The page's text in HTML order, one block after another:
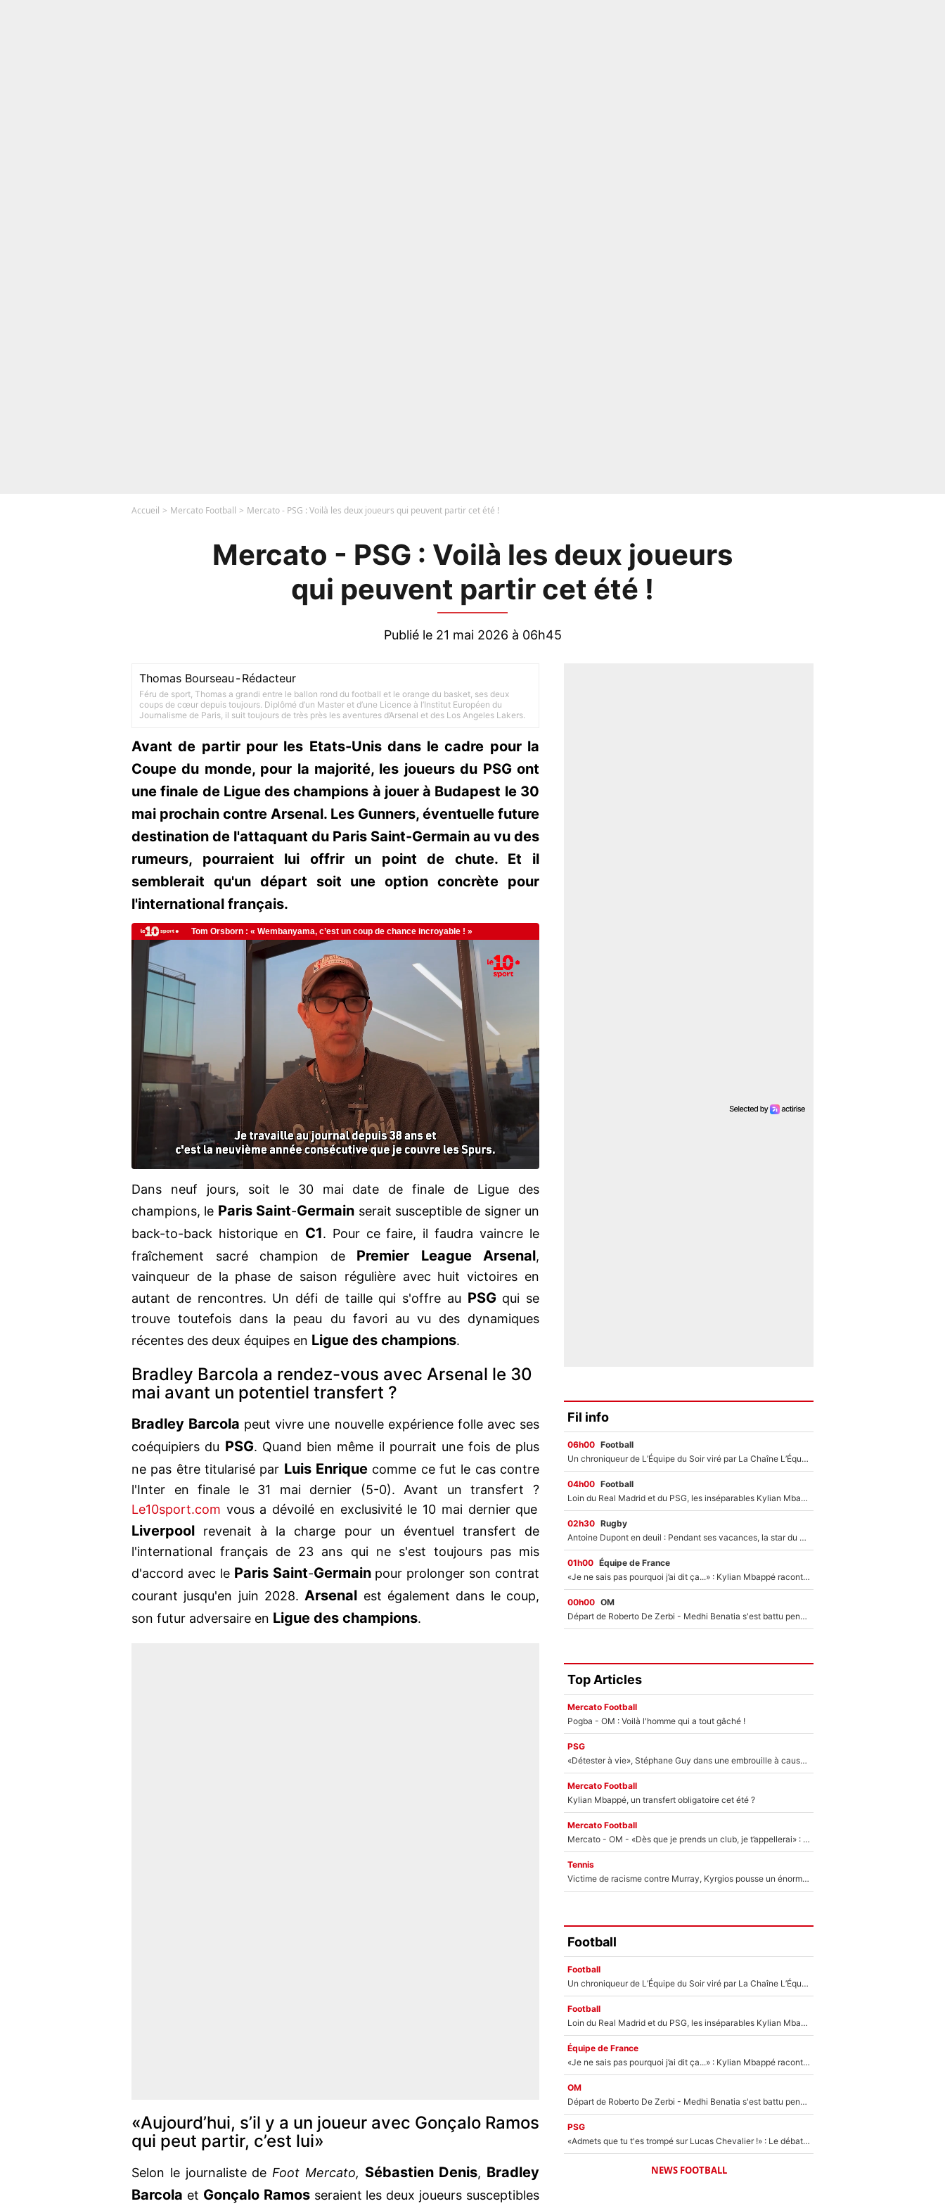
Accueil Mercato Football Mercato - PSG : Voilà les deux joueurs qui peuvent partir cet été !
Mercato - PSG : Voilà les deux joueurs
qui peuvent partir cet été !
Publié le 21 mai 2026 à 06h45
Thomas Bourseau -Rédacteur
Féru de sport, Thomas a grandi entre le ballon rond du football et le orange du basket, ses deux
coups de cœur depuis toujours. Diplômé d’un Master et d’une Licence à l’Institut Européen du
Journalisme de Paris, il suit toujours de très près les aventures d’Arsenal et des Los Angeles Lakers.
Avant de partir pour les Etats-Unis dans le cadre pour la
Coupe du monde, pour la majorité, les joueurs du PSG ont
une finale de Ligue des champions à jouer à Budapest le 30
mai prochain contre Arsenal. Les Gunners, éventuelle future
destination de l'attaquant du Paris Saint-Germain au vu des
rumeurs, pourraient lui offrir un point de chute. Et il
semblerait qu'un départ soit une option concrète pour
l'international français.
Dans neuf jours, soit le 30 mai date de finale de Ligue des
champions, le Paris Saint-Germain serait susceptible de signer un
back-to-back historique en C1. Pour ce faire, il faudra vaincre le
fraîchement sacré champion de Premier League Arsenal,
vainqueur de la phase de saison régulière avec huit victoires en
autant de rencontres. Un défi de taille qui s'offre au PSG qui se
trouve toutefois dans la peau du favori au vu des dynamiques
récentes des deux équipes en Ligue des champions.
Bradley Barcola a rendez-vous avec Arsenal le 30
mai avant un potentiel transfert ?
Bradley Barcola peut vivre une nouvelle expérience folle avec ses
coéquipiers du PSG. Quand bien même il pourrait une fois de plus
ne pas être titularisé par Luis Enrique comme ce fut le cas contre
l'Inter en finale le 31 mai dernier (5-0). Avant un transfert ?
Le10sport.com vous a dévoilé en exclusivité le 10 mai dernier que
Liverpool revenait à la charge pour un éventuel transfert de
l'international français de 23 ans qui ne s'est toujours pas mis
d'accord avec le Paris Saint-Germain pour prolonger son contrat
courant jusqu'en juin 2028.Arsenal est également dans le coup,
son futur adversaire en Ligue des champions.
«Aujourd’hui, s’il y a un joueur avec Gonçalo Ramos
qui peut partir, c’est lui»
Selon le journaliste de Foot Mercato, Sébastien Denis, Bradley
Barcola et Gonçalo Ramos seraient les deux joueurs susceptibles
Fil info
06h00 Football
Un chroniqueur de L’Équipe du Soir viré par La Chaîne L’Équipe : Même Olivier Ménard n’avait pas pu empêcher son départ, «je l’ai appris sur Twitter, je l’ai vécu assez mal»
04h00 Football
Loin du Real Madrid et du PSG, les inséparables Kylian Mbappé et Achraf Hakimi changent d'équipe le temps d'une journée !
02h30 Rugby
Antoine Dupont en deuil : Pendant ses vacances, la star du XV de France a perdu sa grand-mère
01h00 Équipe de France
«Je ne sais pas pourquoi j’ai dit ça...» : Kylian Mbappé raconte sa première rencontre avec Zinédine Zidane (et c’est très drôle)
00h00 OM
Départ de Roberto De Zerbi - Medhi Benatia s'est battu pendant six mois pour le retenir à l'OM, le PSG a été le naufrage de trop : «Je pars avec toi»
Top Articles
Mercato Football
Pogba - OM : Voilà l'homme qui a tout gâché !
PSG
«Détester à vie», Stéphane Guy dans une embrouille à cause du PSG !
Mercato Football
Kylian Mbappé, un transfert obligatoire cet été ?
Mercato Football
Mercato - OM - «Dès que je prends un club, je t’appellerai» : La promesse de Marcelino au moment de claquer la porte
Tennis
Victime de racisme contre Murray, Kyrgios pousse un énorme coup de gueule !
Football
Football
Un chroniqueur de L’Équipe du Soir viré par La Chaîne L’Équipe : Même Olivier Ménard n’avait pas pu empêcher son départ, «je l’ai appris sur Twitter, je l’ai vécu assez mal»
Football
Loin du Real Madrid et du PSG, les inséparables Kylian Mbappé et Achraf Hakimi changent d'équipe le temps d'une journée !
Équipe de France
«Je ne sais pas pourquoi j’ai dit ça...» : Kylian Mbappé raconte sa première rencontre avec Zinédine Zidane (et c’est très drôle)
OM
Départ de Roberto De Zerbi - Medhi Benatia s'est battu pendant six mois pour le retenir à l'OM, le PSG a été le naufrage de trop : «Je pars avec toi»
PSG
«Admets que tu t'es trompé sur Lucas Chevalier !» : Le débat sur le gardien du PSG vire au clash à l'After Foot
NEWS FOOTBALL